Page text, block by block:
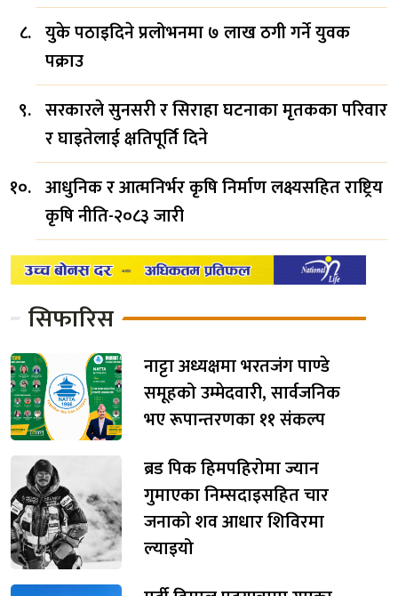
युके पठाइदिने प्रलोभनमा ७ लाख ठगी गर्ने युवक
पक्राउ
सरकारले सुनसरी र सिराहा घटनाका मृतकका परिवार
र घाइतेलाई क्षतिपूर्ति दिने
आधुनिक र आत्मनिर्भर कृषि निर्माण लक्ष्यसहित राष्ट्रिय
कृषि नीति-२०८३ जारी
सिफारिस
नाट्टा अध्यक्षमा भरतजंग पाण्डे
समूहको उम्मेदवारी, सार्वजनिक
भए रूपान्तरणका ११ संकल्प
ब्रड पिक हिमपहिरोमा ज्यान
गुमाएका निम्सदाइसहित चार
जनाको शव आधार शिविरमा
ल्याइयो